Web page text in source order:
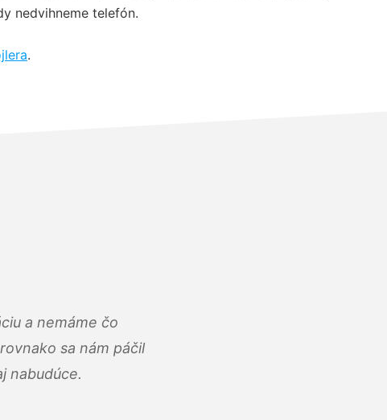
nedvihneme telefón.
.
a nemáme čo
sa nám páčil
nabudúce.